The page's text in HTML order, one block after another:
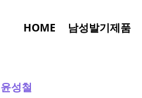
HOME 남성발기제품
윤성철